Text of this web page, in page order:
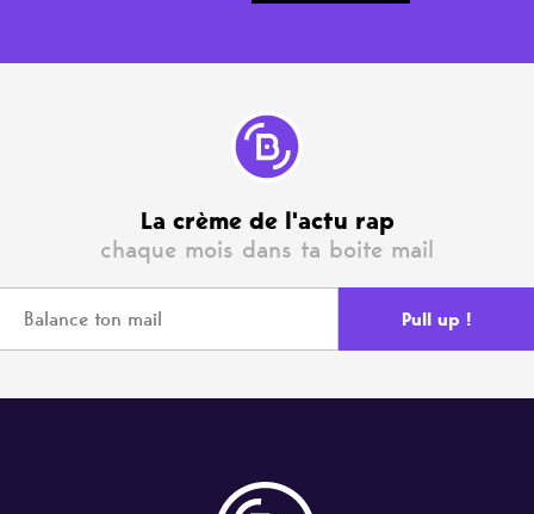
La crème de l'actu rap
chaque mois dans ta boite mail